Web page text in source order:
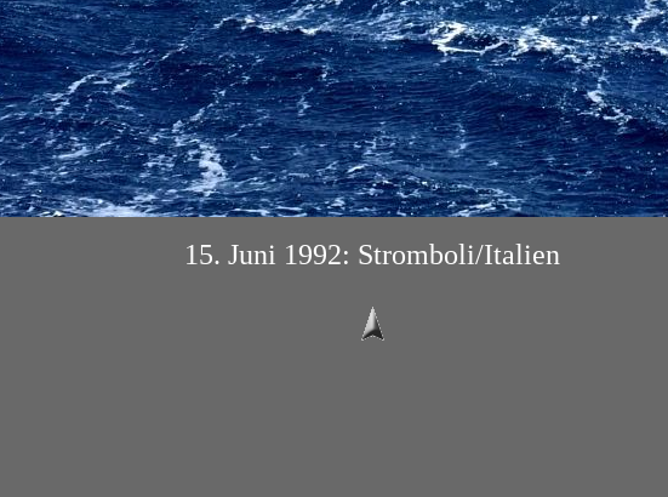
15. Juni 1992: Stromboli/Italien